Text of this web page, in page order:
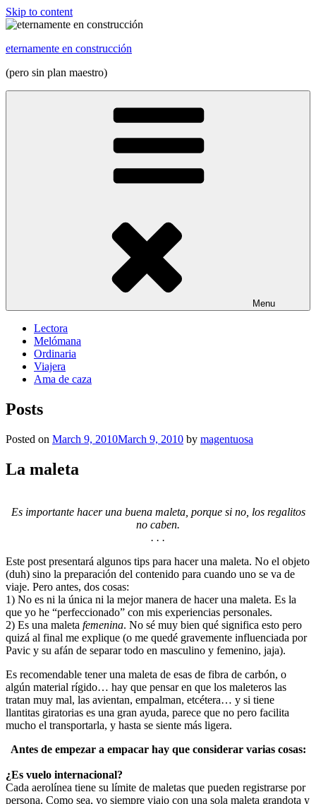
Skip to content
eternamente en construcción
(pero sin plan maestro)
Menu
Lectora
Melómana
Ordinaria
Viajera
Ama de caza
Posts
Posted on March 9, 2010March 9, 2010 by magentuosa
La maleta
Es importante hacer una buena maleta, porque si no, los regalitos
no caben.
. . .
Este post presentará algunos tips para hacer una maleta. No el objeto
(duh) sino la preparación del contenido para cuando uno se va de
viaje. Pero antes, dos cosas:
1) No es ni la única ni la mejor manera de hacer una maleta. Es la
que yo he “perfeccionado” con mis experiencias personales.
2) Es una maleta femenina. No sé muy bien qué significa esto pero
quizá al final me explique (o me quedé gravemente influenciada por
Pavic y su afán de separar todo en masculino y femenino, jaja).
Es recomendable tener una maleta de esas de fibra de carbón, o
algún material rígido… hay que pensar en que los maleteros las
tratan muy mal, las avientan, empalman, etcétera… y si tiene
llantitas giratorias es una gran ayuda, parece que no pero facilita
mucho el transportarla, y hasta se siente más ligera.
Antes de empezar a empacar hay que considerar varias cosas:
¿Es vuelo internacional?
Cada aerolínea tiene su límite de maletas que pueden registrarse por
persona. Como sea, yo siempre viajo con una sola maleta grandota y